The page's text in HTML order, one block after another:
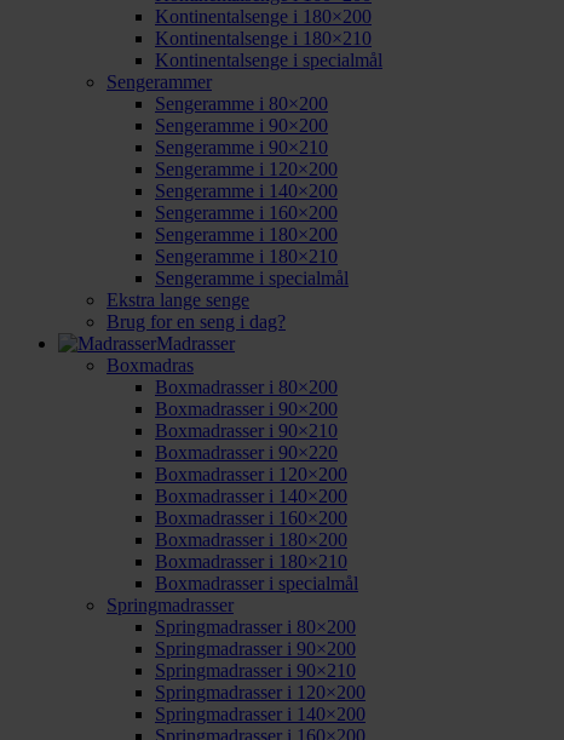
Kontinentalsenge i 180×200
Kontinentalsenge i 180×210
Kontinentalsenge i specialmål
Sengerammer
Sengeramme i 80×200
Sengeramme i 90×200
Sengeramme i 90×210
Sengeramme i 120×200
Sengeramme i 140×200
Sengeramme i 160×200
Sengeramme i 180×200
Sengeramme i 180×210
Sengeramme i specialmål
Ekstra lange senge
Brug for en seng i dag?
Madrasser
Boxmadras
Boxmadrasser i 80×200
Boxmadrasser i 90×200
Boxmadrasser i 90×210
Boxmadrasser i 90×220
Boxmadrasser i 120×200
Boxmadrasser i 140×200
Boxmadrasser i 160×200
Boxmadrasser i 180×200
Boxmadrasser i 180×210
Boxmadrasser i specialmål
Springmadrasser
Springmadrasser i 80×200
Springmadrasser i 90×200
Springmadrasser i 90×210
Springmadrasser i 120×200
Springmadrasser i 140×200
Springmadrasser i 160×200